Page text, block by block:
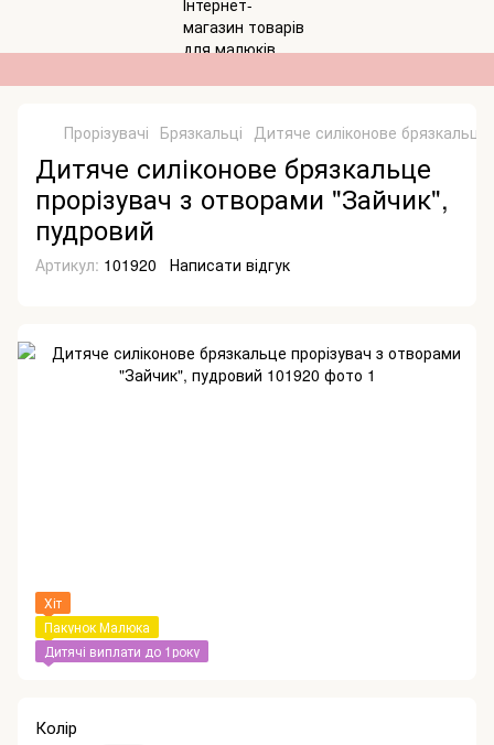
Прорізувачі Брязкальці Дитяче силіконове
Дитяче силіконове брязкальце
прорізувач з отворами "Зайчик",
пудровий
Артикул: 101920 Написати відгук
Хіт
Пакунок Малюка
Дитячі виплати до 1року
Колір